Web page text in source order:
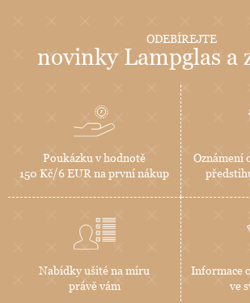
ODEBÍREJTE
novinky Lampglas a
Poukázku v hodnotě
150 Kč/6 EUR na první nákup
Oznámení
Nabídky ušité na míru
právě vám
Informace
ve